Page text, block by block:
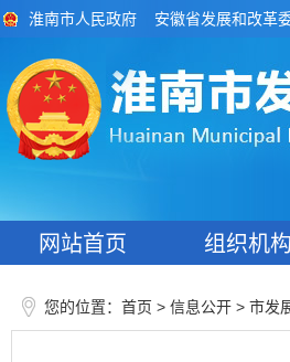
淮南市人民政府 安徽省发展和改革
网站首页 组织机构
您的位置： 首页 > 信息公开 > 市发